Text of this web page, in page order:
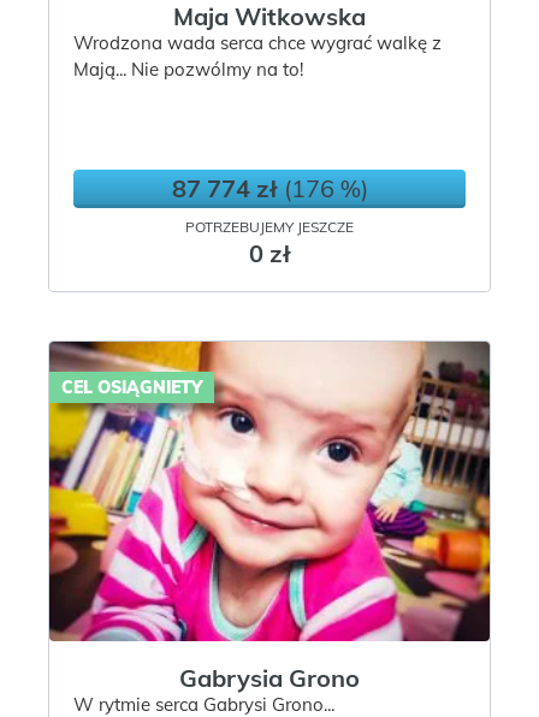
Maja Witkowska
Wrodzona wada serca chce wygrać walkę z
Mają... Nie pozwólmy na to!
87 774 zł(176 %)
POTRZEBUJEMY JESZCZE
0 zł
CEL OSIĄGNIETY
Gabrysia Grono
W rytmie serca Gabrysi Grono...